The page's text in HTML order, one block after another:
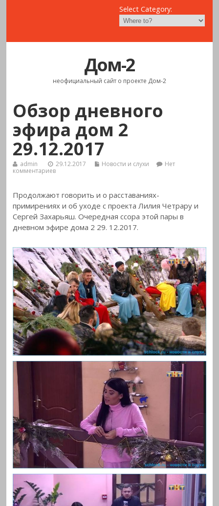
Select Category:
Дом-2
неофициальный сайт о проекте Дом-2
Обзор дневного
эфира дом 2
29.12.2017
admin 29.12.2017 Новости и слухи
Нет
комментариев
Продолжают говорить и о расставаниях-
примирениях и об уходе с проекта Лилия Четрару и
Сергей Захарьяш. Очередная ссора этой пары в
дневном эфире дома 2 29. 12.2017.